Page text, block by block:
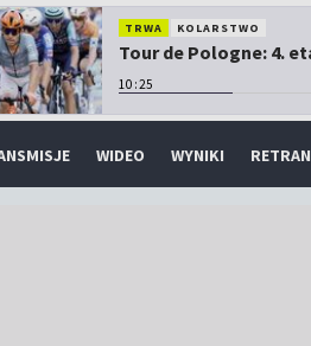
TRWA KOLARSTWO
Tour de Pologne: 4.
10:25
WIDEO WYNIKI